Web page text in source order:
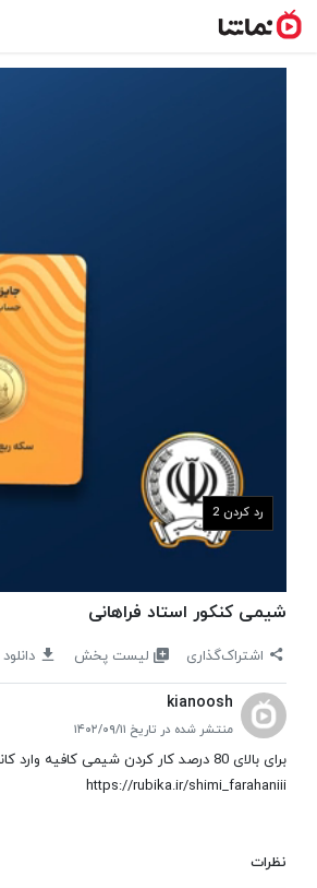
رد کردن 1
شیمی کنکور استاد فراهانی
اشتراک‌گذاری لیست پخش دانلود
kianoosh
منتشر شده در تاریخ ۱۴۰۲/۰۹/۱۱
برای بالای 80 درصد کار کردن شیمی کافیه وارد کانالمون در روبیکا بشید
https://rubika.ir/shimi_farahaniii
نظرات